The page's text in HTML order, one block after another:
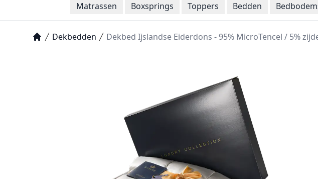
Matrassen Boxsprings Toppers Bedden
Dekbedden Dekbed Ijslandse Eiderdons - 95% MicroTencel / 5%